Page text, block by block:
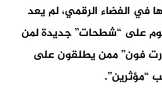
في الفضاء الرقمي، لم يعد
على “شطحات” جديدة لمن
فون” ممن يطلقون على
“مؤثرين”.